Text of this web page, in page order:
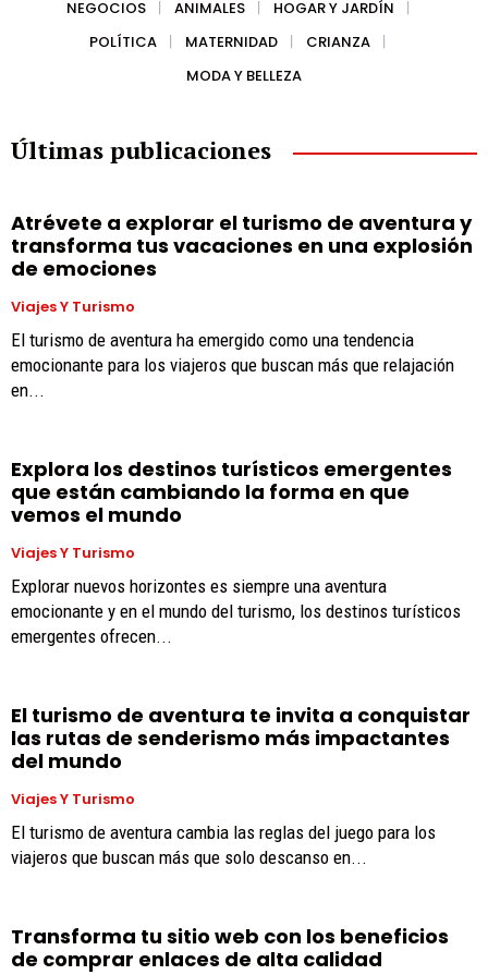
NEGOCIOS ANIMALES
HOGAR Y JARDÍN
POLÍTICA
MATERNIDAD
CRIANZA
MODA Y BELLEZA
Últimas publicaciones
Atrévete a explorar el turismo de aventura y
transforma tus vacaciones en una explosión
de emociones
Viajes Y Turismo
El turismo de aventura ha emergido como una tendencia
emocionante para los viajeros que buscan más que relajación
en...
Explora los destinos turísticos emergentes
que están cambiando la forma en que
vemos el mundo
Viajes Y Turismo
Explorar nuevos horizontes es siempre una aventura
emocionante y en el mundo del turismo, los destinos turísticos
emergentes ofrecen...
El turismo de aventura te invita a conquistar
las rutas de senderismo más impactantes
del mundo
Viajes Y Turismo
El turismo de aventura cambia las reglas del juego para los
viajeros que buscan más que solo descanso en...
Transforma tu sitio web con los beneficios
de comprar enlaces de alta calidad